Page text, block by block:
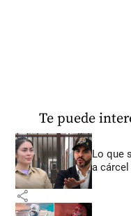
Te puede
Lo que
a
share